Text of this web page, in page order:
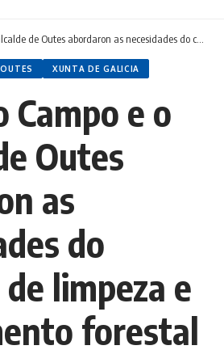
abordaron as necesidades do concello de limpeza e mantemento forestal
OUTES XUNTA DE GALICIA
Campo e o
Outes
as
do
limpeza e
forestal